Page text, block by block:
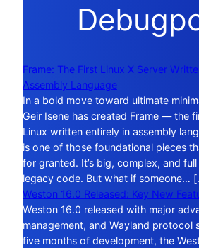
Frame: The First Linux X Server
Assembly Language
In a bold move toward ultimate
Geir Isene has created Frame — the
Linux written entirely in assembly
is one of those foundational pieces
for granted. It’s big, complex, and
legacy code. But what if someone…
Weston 16.0 Released: Key New
Weston 16.0 released with major
management, and Wayland protocol
five months of development, the